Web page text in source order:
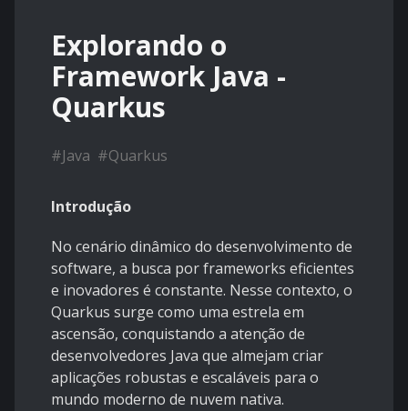
Explorando o
Framework Java -
Quarkus
#Java #Quarkus
Introdução
No cenário dinâmico do desenvolvimento de
software, a busca por frameworks eficientes
e inovadores é constante. Nesse contexto, o
Quarkus surge como uma estrela em
ascensão, conquistando a atenção de
desenvolvedores Java que almejam criar
aplicações robustas e escaláveis para o
mundo moderno de nuvem nativa.